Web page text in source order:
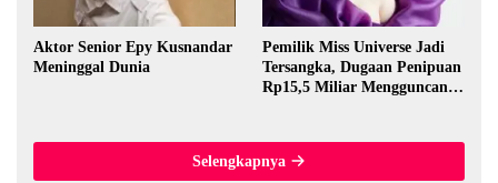
Aktor Senior Epy Kusnandar
Meninggal Dunia
Pemilik Miss Universe Jadi
Tersangka, Dugaan Penipuan
Rp15,5 Miliar Mengguncang
Selengkapnya